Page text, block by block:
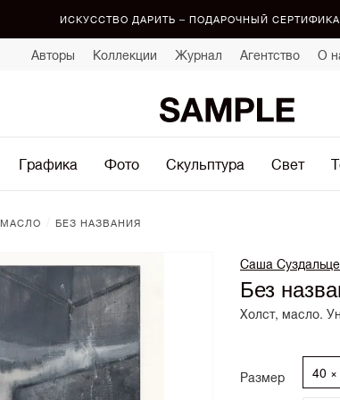
ИСКУССТВО ДАРИТЬ – ПОДАРОЧНЫЙ СЕРТИФИКАТ
Авторы Коллекции Журнал Агентство О
Графика Фото Скульптура Свет
МАСЛО БЕЗ НАЗВАНИЯ
Саша
Без
Холст, масло.
Размер 40